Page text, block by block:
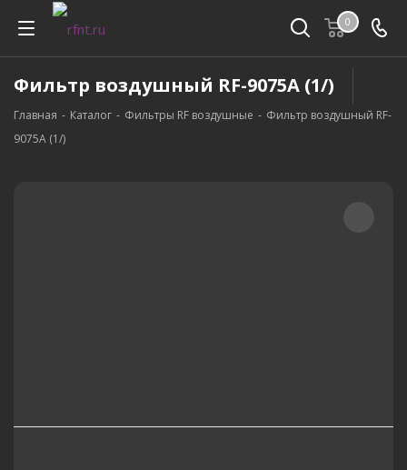
0
Фильтр воздушный RF-9075A (1/)
Главная - Каталог - Фильтры RF воздушные - Фильтр воздушный RF-
9075A (1/)